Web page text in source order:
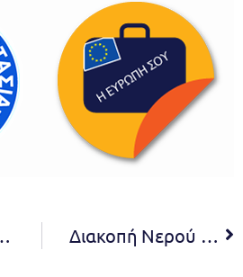
ΠΑΡΑΣΚΕΥΗ 5 ΔΕΚΕΜΒΡΙΟΥ Διακοπή Νερού στη συμβολή των οδών Τερψιχόρης & Αγίου Ιωάννου